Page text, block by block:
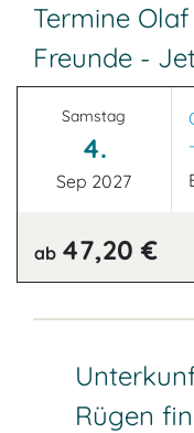
Termine
Freunde -
Samstag
4.
Sep 2027
ab 47,20 €
Rügen